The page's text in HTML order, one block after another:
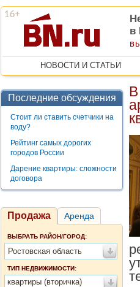
в
НОВОСТИ И СТАТЬИ
Последние обсуждения
Стоит ли ставить счетчики на
воду?
Рейтинг самых дорогих
городов России
Дарение квартиры: сложности
договора
Продажа Аренда
ВЫБРАТЬ РАЙОН/ГОРОД:
Ростовская область
ТИП НЕДВИЖИМОСТИ:
квартиры (вторичка)